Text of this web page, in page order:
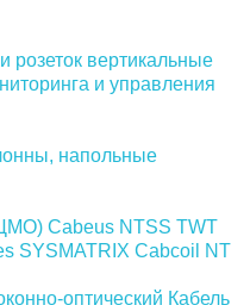
розеток вертикальные
и управления
напольные
Cabeus NTSS TWT
SYSMATRIX Cabcoil
NT
оптический Кабель